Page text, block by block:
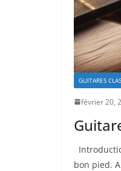
GUITARES
février 20,
bon pied.